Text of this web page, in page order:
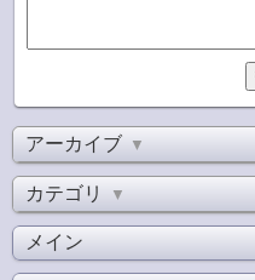
アーカイブ ▼
カテゴリ ▼
メイン